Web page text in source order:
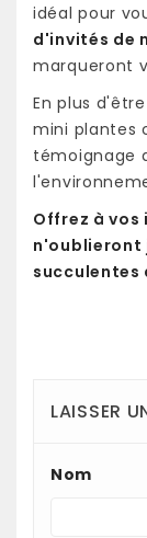
idéal pour
d'invités de
marqueront
En plus
mini plantes
témoignage
Offrez à vos
n'oublieront
succulentes
LAISSER
Nom